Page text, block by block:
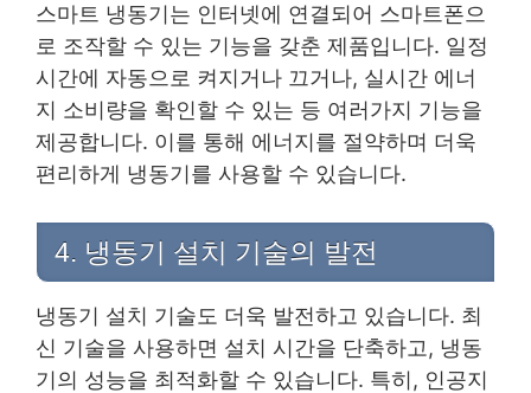
스마트 냉동기는 인터넷에 연결되어 스마트폰으
로 조작할 수 있는 기능을 갖춘 제품입니다. 일정
시간에 자동으로 켜지거나 끄거나, 실시간 에너
지 소비량을 확인할 수 있는 등 여러가지 기능을
제공합니다. 이를 통해 에너지를 절약하며 더욱
편리하게 냉동기를 사용할 수 있습니다.
4. 냉동기 설치 기술의 발전
냉동기 설치 기술도 더욱 발전하고 있습니다. 최
신 기술을 사용하면 설치 시간을 단축하고, 냉동
기의 성능을 최적화할 수 있습니다. 특히, 인공지